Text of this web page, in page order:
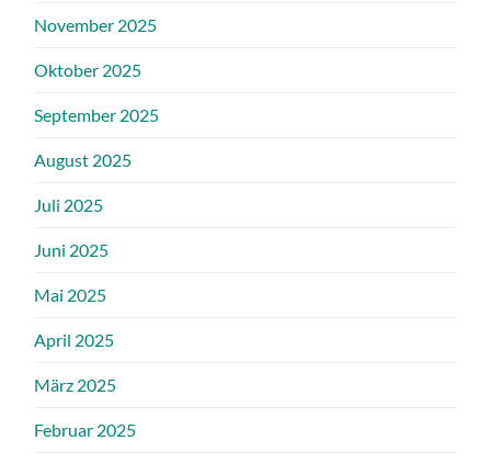
November 2025
Oktober 2025
September 2025
August 2025
Juli 2025
Juni 2025
Mai 2025
April 2025
März 2025
Februar 2025